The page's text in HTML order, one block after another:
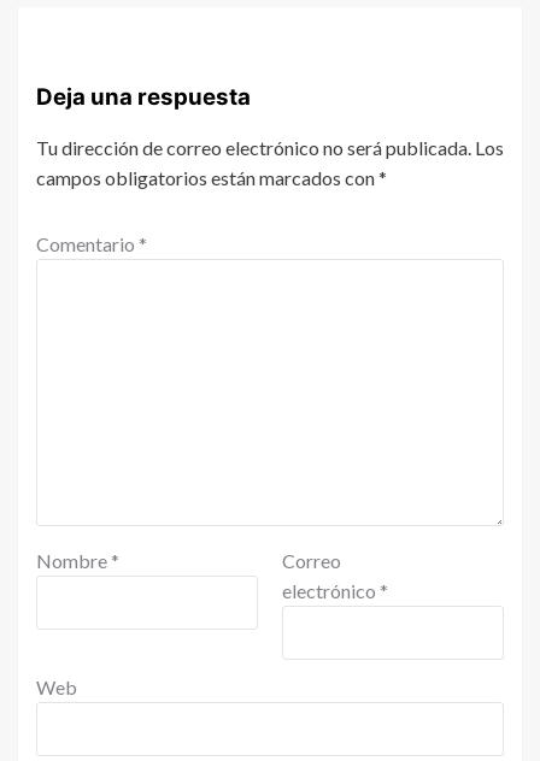
Deja una respuesta
Tu dirección de correo electrónico no será publicada. Los
campos obligatorios están marcados con*
Comentario *
Nombre *
Correo
electrónico *
Web